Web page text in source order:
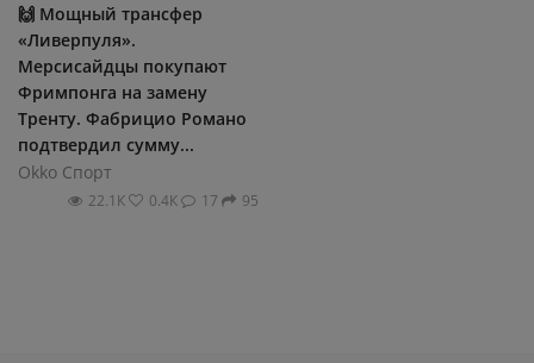
🙌 Мощный трансфер
«Ливерпуля».
Мерсисайдцы покупают
Фримпонга на замену
Тренту. Фабрицио Романо
подтвердил сумму...
Okko Спорт
22.1К 0.4К 17 95